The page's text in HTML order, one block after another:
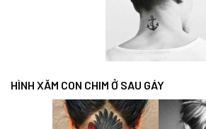
HÌNH XĂM CON CHIM Ở SAU GÁY